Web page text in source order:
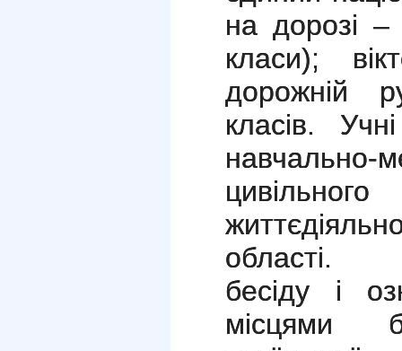
на дорозі –
класи);
дорожній
класів. У
області.
бесіду і
місцями